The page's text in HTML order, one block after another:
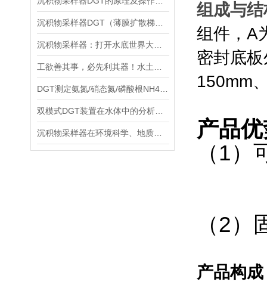
组成与
组件， A
密封底
150mm
产品
（1）
（2）
产品构成